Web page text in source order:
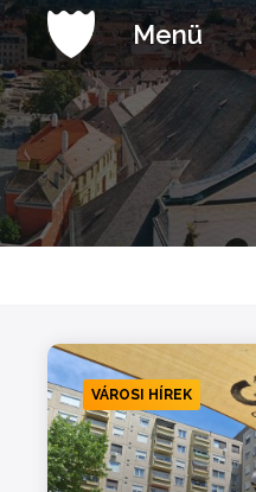
Ugrás
a
tartalomhoz
Menü
VÁROSI HÍREK